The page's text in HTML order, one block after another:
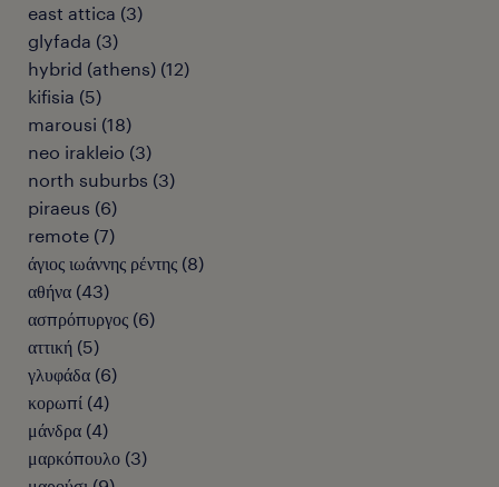
east attica (3)
glyfada (3)
hybrid (athens) (12)
kifisia (5)
marousi (18)
neo irakleio (3)
north suburbs (3)
piraeus (6)
remote (7)
άγιος ιωάννης ρέντης (8)
αθήνα (43)
ασπρόπυργος (6)
αττική (5)
γλυφάδα (6)
κορωπί (4)
μάνδρα (4)
μαρκόπουλο (3)